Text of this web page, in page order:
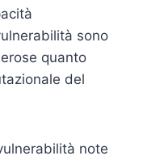
sono
quanto
del
note